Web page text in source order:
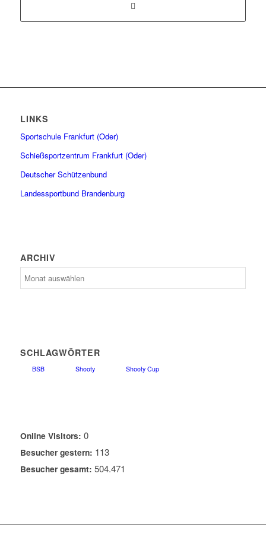
LINKS
Sportschule Frankfurt (Oder)
Schießsportzentrum Frankfurt (Oder)
Deutscher Schützenbund
Landessportbund Brandenburg
ARCHIV
SCHLAGWÖRTER
BSB Shooty Shooty Cup
Online Visitors: 0
Besucher gestern: 113
Besucher gesamt: 504.471